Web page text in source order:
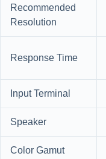
Recommended
Resolution
Response Time
Input Terminal
Speaker
Color Gamut